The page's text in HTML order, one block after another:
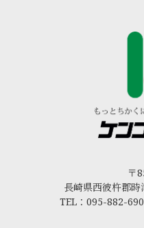
〒
長崎県西彼杵郡
TEL：095-882-